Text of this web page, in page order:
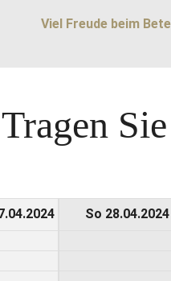
Viel Freude beim
Tragen
So 28.04.2024